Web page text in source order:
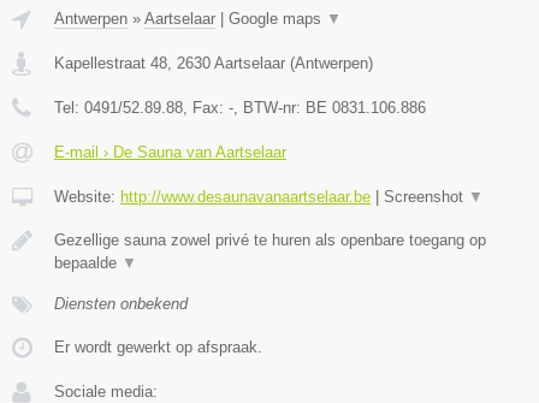
Antwerpen » Aartselaar Google maps ▼
Kapellestraat 48, 2630 Aartselaar (Antwerpen)
Tel: 0491/52.89.88, Fax: -, BTW-nr: BE 0831.106.886
E-mail › De Sauna van Aartselaar
Website: http://www.desaunavanaartselaar.be Screenshot ▼
Gezellige sauna zowel privé te huren als openbare toegang op
bepaalde ▼
Diensten onbekend
Er wordt gewerkt op afspraak.
Sociale media: